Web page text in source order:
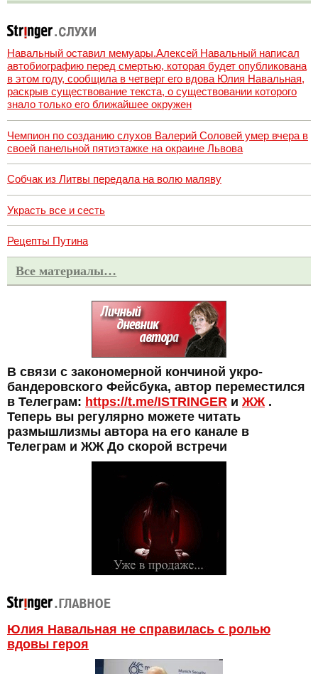
Навальный оставил мемуары.Алексей Навальный написал
автобиографию перед смертью, которая будет опубликована
в этом году, сообщила в четверг его вдова Юлия Навальная,
раскрыв существование текста, о существовании которого
знало только его ближайшее окружен
Чемпион по созданию слухов Валерий Соловей умер вчера в
своей панельной пятиэтажке на окраине Львова
Собчак из Литвы передала на волю маляву
Украсть все и сесть
Рецепты Путина
Все материалы…
В связи с закономерной кончиной укро-
бандеровского Фейсбука, автор переместился
в Телеграм: https://t.me/ISTRINGER и ЖЖ .
Теперь вы регулярно можете читать
размышлизмы автора на его канале в
Телеграм и ЖЖ До скорой встречи
Юлия Навальная не справилась с ролью
вдовы героя